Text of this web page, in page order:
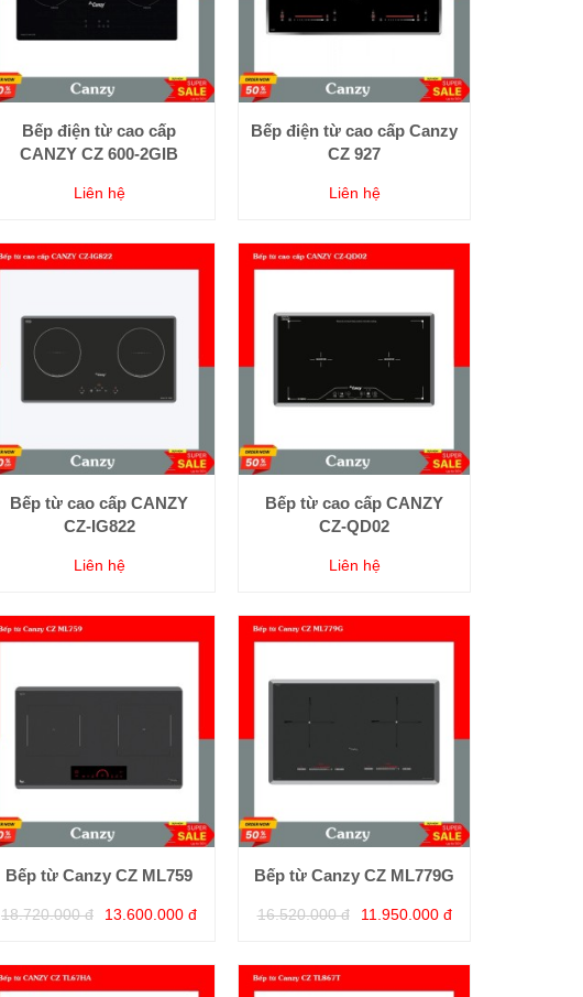
Bếp điện từ cao cấp
CANZY CZ 600-2GIB
Liên hệ
Bếp điện từ cao cấp Canzy
CZ 927
Liên hệ
Bếp từ cao cấp CANZY
CZ-IG822
Liên hệ
Bếp từ cao cấp CANZY
CZ-QD02
Liên hệ
Bếp từ Canzy CZ ML759
18.720.000 đ 13.600.000 đ
Bếp từ Canzy CZ ML779G
16.520.000 đ 11.950.000 đ